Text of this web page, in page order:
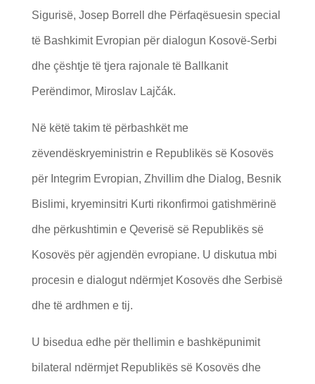
Sigurisë, Josep Borrell dhe Përfaqësuesin special
të Bashkimit Evropian për dialogun Kosovë-Serbi
dhe çështje të tjera rajonale të Ballkanit
Perëndimor, Miroslav Lajčák.
Në këtë takim të përbashkët me
zëvendëskryeministrin e Republikës së Kosovës
për Integrim Evropian, Zhvillim dhe Dialog, Besnik
Bislimi, kryeminsitri Kurti rikonfirmoi gatishmërinë
dhe përkushtimin e Qeverisë së Republikës së
Kosovës për agjendën evropiane. U diskutua mbi
procesin e dialogut ndërmjet Kosovës dhe Serbisë
dhe të ardhmen e tij.
U bisedua edhe për thellimin e bashkëpunimit
bilateral ndërmjet Republikës së Kosovës dhe